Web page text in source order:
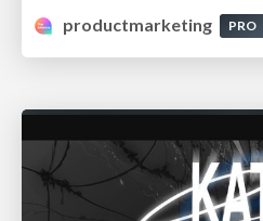
productmarketing
PRO